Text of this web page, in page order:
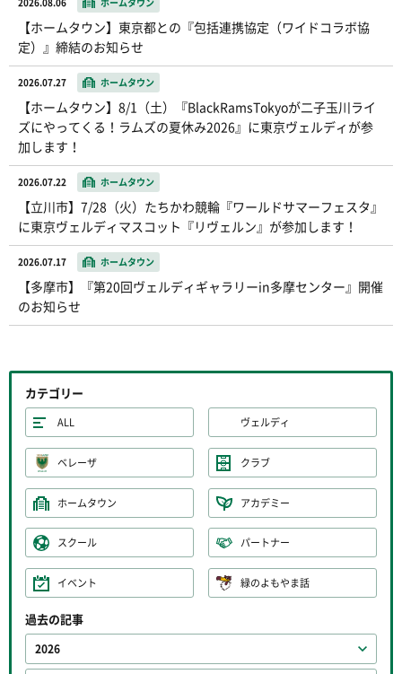
【ホームタウン】東京都との『包括連携協定（ワイドコラボ協
定）』締結のお知らせ
2026.07.27 ホームタウン
【ホームタウン】8/1（土）『BlackRamsTokyoが二子玉川ライ
ズにやってくる！ラムズの夏休み2026』に東京ヴェルディが参
加します！
2026.07.22 ホームタウン
【立川市】7/28（火）たちかわ競輪『ワールドサマーフェスタ』
に東京ヴェルディマスコット『リヴェルン』が参加します！
2026.07.17 ホームタウン
【多摩市】『第20回ヴェルディギャラリーin多摩センター』開催
のお知らせ
カテゴリー
ALL ヴェルディ
ベレーザ クラブ
ホームタウン アカデミー
スクール パートナー
イベント 緑のよもやま話
過去の記事
2026